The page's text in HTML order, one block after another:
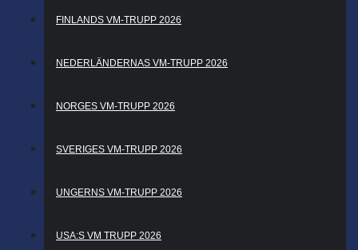
FINLANDS VM-TRUPP 2026
NEDERLÄNDERNAS VM-TRUPP 2026
NORGES VM-TRUPP 2026
SVERIGES VM-TRUPP 2026
UNGERNS VM-TRUPP 2026
USA:S VM TRUPP 2026